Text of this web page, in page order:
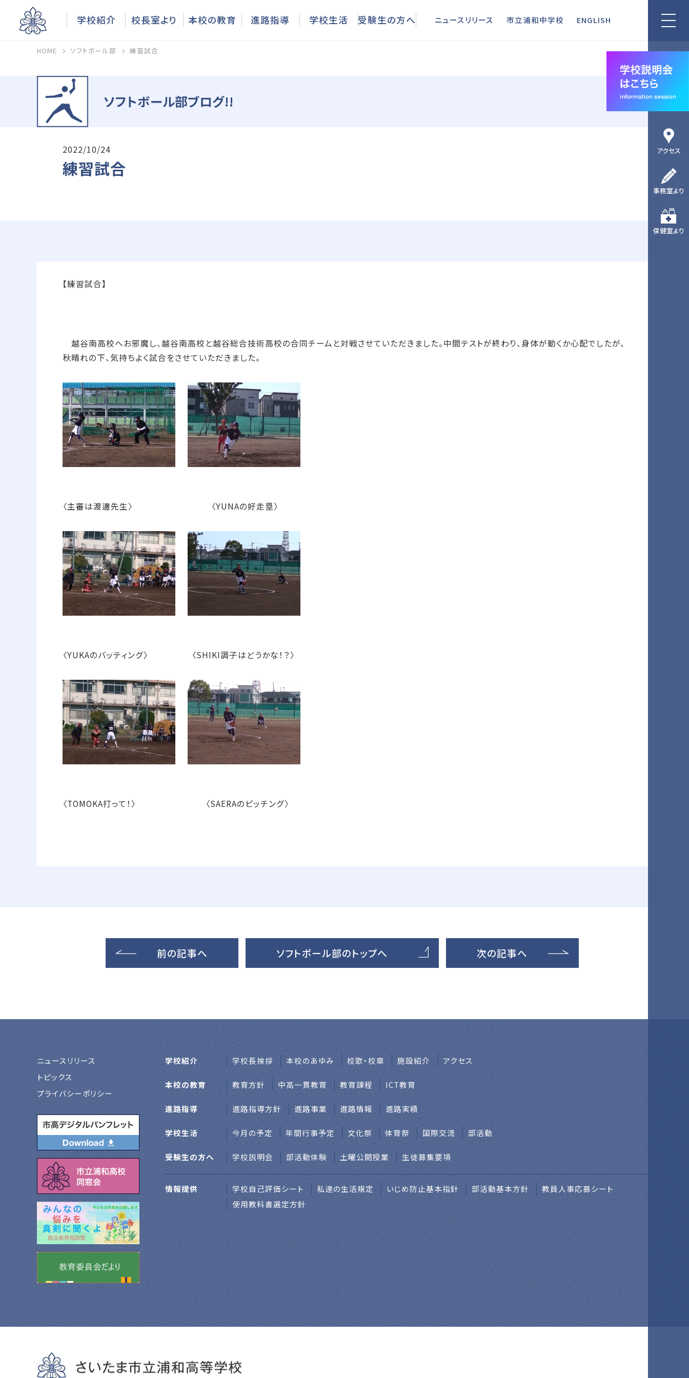
ニュースリリース 市立浦和中学校 ENGLISH
HOME ソフトボール部 練習試合
ソフトボール部ブログ!!
2022/10/24
練習試合
【練習試合】
越谷南高校へお邪魔し、越谷南高校と越谷総合技術高校の合同チームと対戦させていただきました。中間テストが終わり、身体が動くか心配でしたが、
秋晴れの下、気持ちよく試合をさせていただきました。
〈主審は渡邊先生〉 〈YUNAの好走塁〉
〈YUKAのバッティング〉 〈SHIKI調子はどうかな！？〉
〈TOMOKA打って！〉 〈SAERAのピッチング〉
前の記事へ ソフトボール部のトップへ 次の記事へ
学校紹介 校長室より 本校の教育 進路指導 学校生活 受験生の方へ ニュースリリース 市立浦和中学校 ENGLISH
アクセス
事務室より
保健室より
ニュースリリース
トピックス
プライバシーポリシー
学校紹介 学校⻑挨拶 本校のあゆみ 校歌・校章 施設紹介 アクセス
本校の教育 教育方針 中高一貫教育 教育課程 ICT教育
進路指導 進路指導方針 進路事業 進路情報 進路実績
学校生活 今月の予定 年間行事予定 文化祭 体育祭 国際交流 部活動
受験生の方へ 学校説明会 部活動体験 土曜公開授業 生徒募集要項
情報提供 学校自己評価シート 私達の生活規定 いじめ防止基本指針 部活動基本方針
教員人事応募シート
使用教科書選定方針